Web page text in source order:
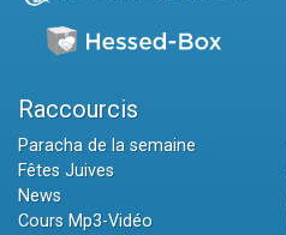
Raccourcis
Paracha de la semaine
Fêtes Juives
News
Cours Mp3-Vidéo